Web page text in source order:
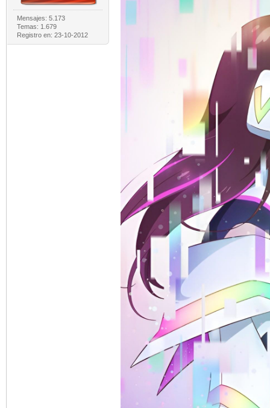
Mensajes: 5.173
Temas: 1.679
Registro en: 23-10-2012